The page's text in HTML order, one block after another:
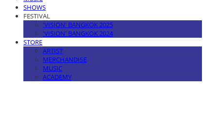
SHOWS
FESTIVAL
'VISION' BANGKOK 2025
'VISION' BANGKOK 2024
STORE
ARTIST
MERCHANDISE
MUSIC
ACADEMY